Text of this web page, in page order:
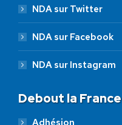
NDA sur Twitter
NDA sur Facebook
NDA sur Instagram
Debout la France
Adhésion